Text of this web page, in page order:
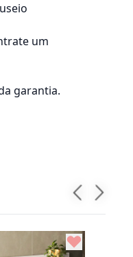
um
garantia.